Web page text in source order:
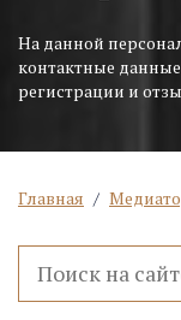
На данной
контактные
регистрации и
Главная /